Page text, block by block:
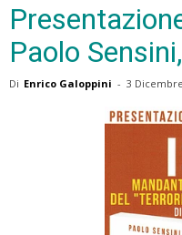
Paolo
Di Enrico Galoppini - 3